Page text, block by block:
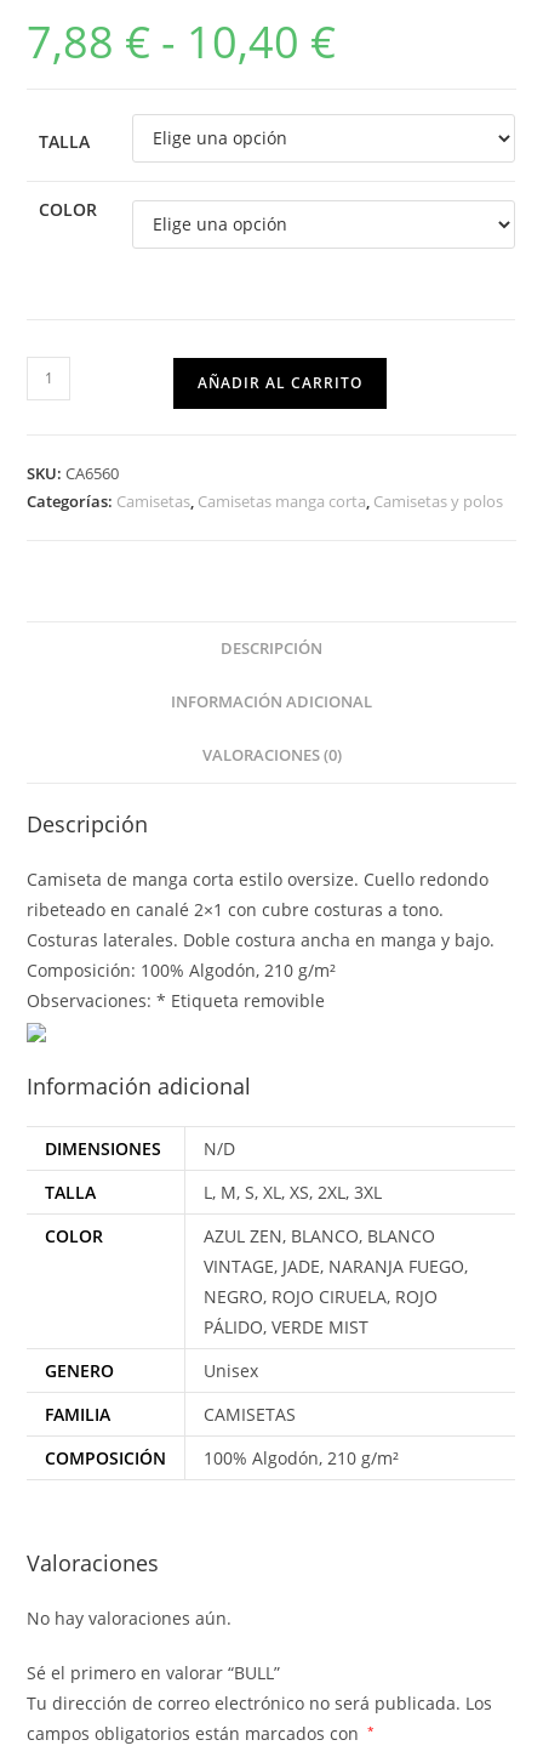
7,88 € - 10,40 €
TALLA
COLOR
AÑADIR AL CARRITO
SKU:CA6560
Categorías: Camisetas Camisetas manga corta Camisetas y polos
DESCRIPCIÓN
INFORMACIÓN ADICIONAL
VALORACIONES (0)
Descripción
Camiseta de manga corta estilo oversize. Cuello redondo
ribeteado en canalé 2×1 con cubre costuras a tono.
Costuras laterales. Doble costura ancha en manga y bajo.
Composición: 100% Algodón, 210 g/m²
Observaciones: * Etiqueta removible
Información adicional
DIMENSIONES
N/D
TALLA
L, M, S, XL, XS, 2XL, 3XL
COLOR
AZUL ZEN, BLANCO, BLANCO
VINTAGE, JADE, NARANJA FUEGO,
NEGRO, ROJO CIRUELA, ROJO
PÁLIDO, VERDE MIST
GENERO
Unisex
FAMILIA
CAMISETAS
COMPOSICIÓN
100% Algodón, 210 g/m²
Valoraciones
No hay valoraciones aún.
Sé el primero en valorar “BULL”
Tu dirección de correo electrónico no será publicada. Los
campos obligatorios están marcados con
*